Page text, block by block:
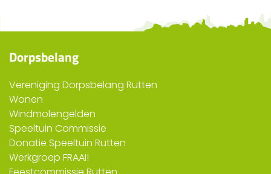
Dorpsbelang
Vereniging Dorpsbelang Rutten
Wonen
Windmolengelden
Speeltuin Commissie
Donatie Speeltuin Rutten
Werkgroep FRAAI!